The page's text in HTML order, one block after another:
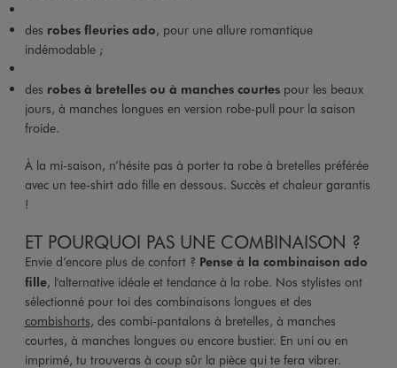
des robes fleuries ado, pour une allure romantique
indémodable ;
des robes à bretelles ou à manches courtespour les beaux
jours, à manches longues en version robe-pull pour la saison
froide.
À la mi-saison, n’hésite pas à porter ta robe à bretelles préférée
avec un tee-shirt ado fille en dessous. Succès et chaleur garantis
!
ET POURQUOI PAS UNE COMBINAISON ?
Envie d’encore plus de confort ? Pense à la combinaison ado
fille, l'alternative idéale et tendance à la robe. Nos stylistes ont
sélectionné pour toi des combinaisons longues et des
combishorts, des combi-pantalons à bretelles, à manches
courtes, à manches longues ou encore bustier. En uni ou en
imprimé, tu trouveras à coup sûr la pièce qui te fera vibrer.